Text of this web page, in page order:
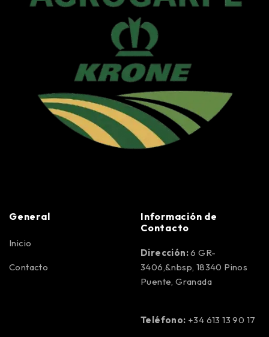
General
Inicio
Contacto
Información de
Contacto
Dirección:6 GR-
3406,&nbsp, 18340 Pinos
Puente, Granada
Teléfono: +34 613 13 90 17